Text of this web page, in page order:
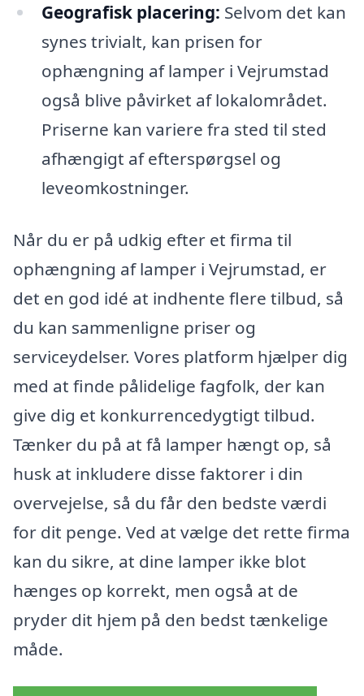
Geografisk placering: Selvom det kan
synes trivialt, kan prisen for
ophængning af lamper i Vejrumstad
også blive påvirket af lokalområdet.
Priserne kan variere fra sted til sted
afhængigt af efterspørgsel og
leveomkostninger.
Når du er på udkig efter et firma til
ophængning af lamper i Vejrumstad, er
det en god idé at indhente flere tilbud, så
du kan sammenligne priser og
serviceydelser. Vores platform hjælper dig
med at finde pålidelige fagfolk, der kan
give dig et konkurrencedygtigt tilbud.
Tænker du på at få lamper hængt op, så
husk at inkludere disse faktorer i din
overvejelse, så du får den bedste værdi
for dit penge. Ved at vælge det rette firma
kan du sikre, at dine lamper ikke blot
hænges op korrekt, men også at de
pryder dit hjem på den bedst tænkelige
måde.